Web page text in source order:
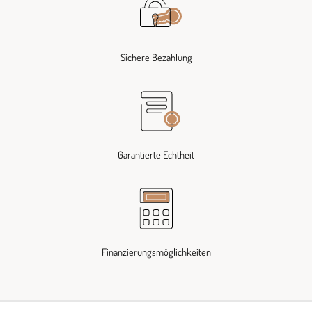
Sichere Bezahlung
Garantierte Echtheit
Finanzierungsmöglichkeiten